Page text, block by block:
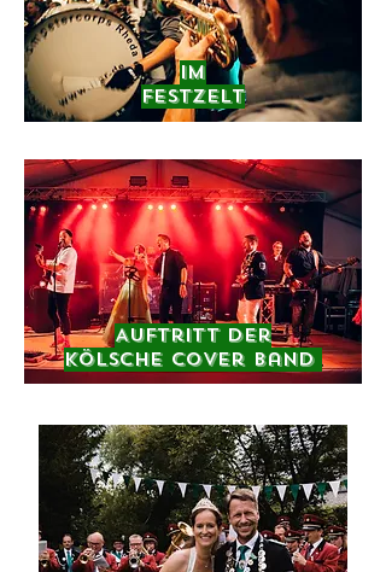
Im
Festzelt
Auftritt der
Kölsche Cover Band